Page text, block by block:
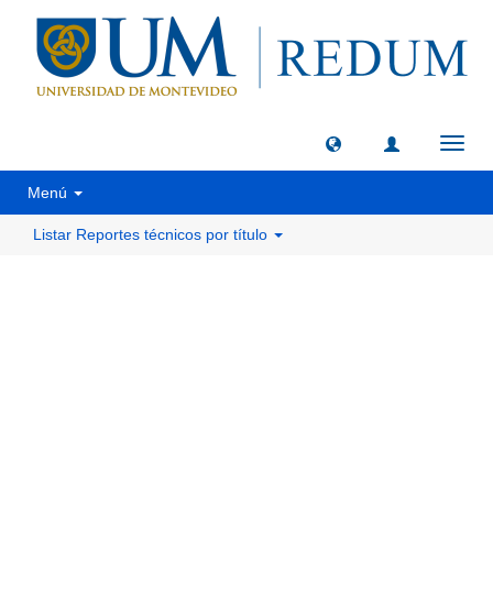
Menú
Listar Reportes técnicos por título